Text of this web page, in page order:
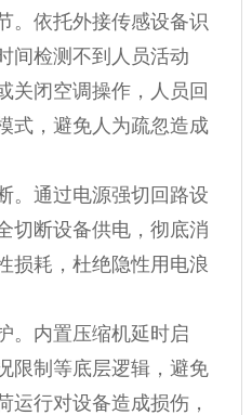
。依托外接传感设备识
间检测不到人员活动
关闭空调操作，人员回
式，避免人为疏忽造成
。通过电源强切回路设
切断设备供电，彻底消
损耗，杜绝隐性用电浪
。内置压缩机延时启
限制等底层逻辑，避免
运行对设备造成损伤，